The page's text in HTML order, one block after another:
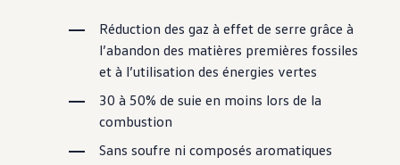
Réduction des gaz à effet de serre grâce à
l’abandon des matières premières fossiles
et à l’utilisation des énergies vertes
30 à 50% de suie en moins lors de la
combustion
Sans soufre ni composés aromatiques